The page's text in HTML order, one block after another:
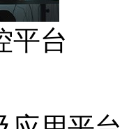
平台